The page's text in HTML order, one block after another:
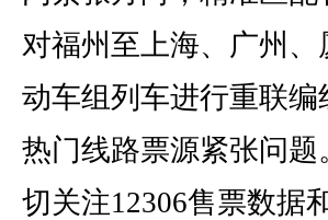
对福州至上海、广州
动车组列车进行重联
热门线路票源紧张问
切关注12306售票数据